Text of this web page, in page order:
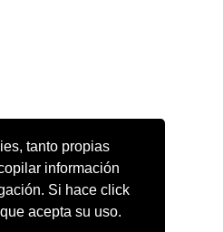
tanto propias
información
Si hace click
acepta su uso.